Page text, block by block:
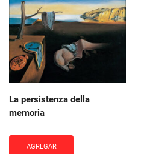
de
sex-
appeal
cantidad
La persistenza della
memoria
AGREGAR